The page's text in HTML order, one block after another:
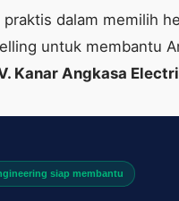
dalam memilih
untuk membantu
Kanar Angkasa
siap membantu